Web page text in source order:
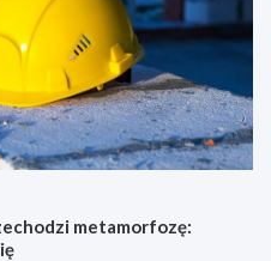
metamorfozę: